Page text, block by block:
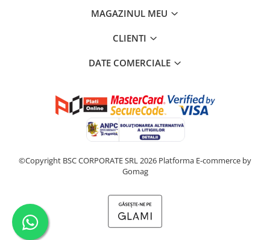
MAGAZINUL MEU
CLIENTI
DATE COMERCIALE
©Copyright BSC CORPORATE SRL 2026 Platforma E-commerce by
Gomag